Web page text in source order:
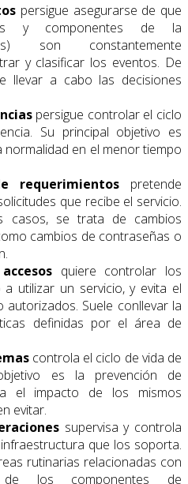
persigue asegurarse de que
y componentes de la
son constantemente
y clasificar los eventos. De
llevar a cabo las decisiones
persigue controlar el ciclo
Su principal objetivo es
normalidad en el menor tiempo
requerimientos pretende
que recibe el servicio.
casos, se trata de cambios
cambios de contraseñas o
quiere controlar los
utilizar un servicio, y evita el
Suele conllevar la
definidas por el área de
controla el ciclo de vida de
es la prevención de
el impacto de los mismos
evitar.
supervisa y controla
que los soporta.
rutinarias relacionadas con
de los componentes de